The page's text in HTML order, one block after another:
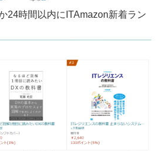
24時間以内にITAmazon新着ラン